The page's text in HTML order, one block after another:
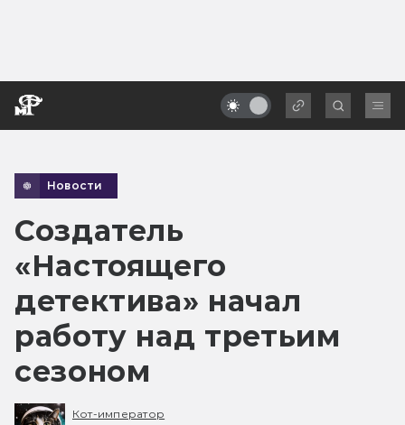
Новости
Создатель
«Настоящего
детектива» начал
работу над третьим
сезоном
Кот-император